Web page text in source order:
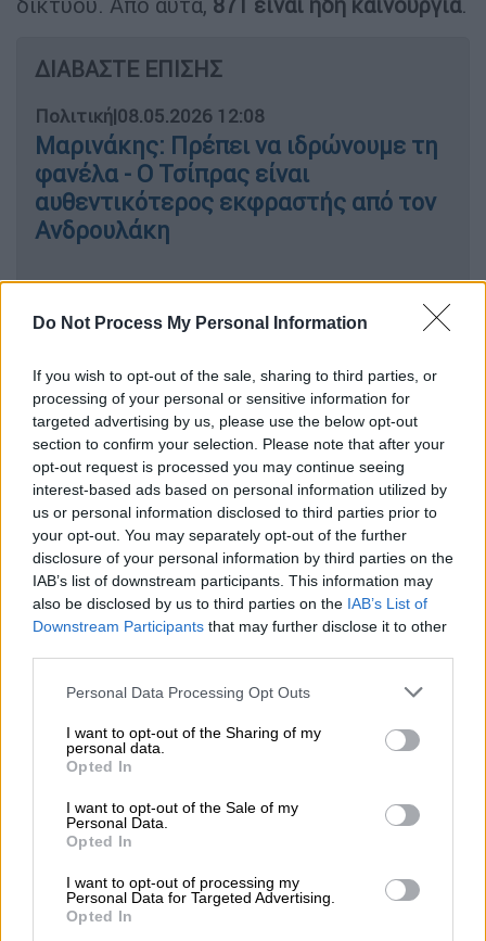
Do Not Process My Personal Information
If you wish to opt-out of the sale, sharing to third parties, or
processing of your personal or sensitive information for
targeted advertising by us, please use the below opt-out
section to confirm your selection. Please note that after your
opt-out request is processed you may continue seeing
interest-based ads based on personal information utilized by
us or personal information disclosed to third parties prior to
your opt-out. You may separately opt-out of the further
disclosure of your personal information by third parties on the
IAB’s list of downstream participants. This information may
also be disclosed by us to third parties on the IAB’s List of
Downstream Participants that may further disclose it to other
Please note that this website/app uses one or more Google
not limited to your visit or usage behaviour. You may click to
grant or deny consent to Google and its third-party tags to
use your data for below specified purposes in below Google
consent section.
Personal Data Processing Opt Outs
I want to opt-out of the Sharing of my
personal data.
Opted In
I want to opt-out of the Sale of my
Personal Data.
Opted In
I want to opt-out of processing my
Personal Data for Targeted Advertising.
Opted In
ΔΙΑΒΑΣΤΕ ΕΠΙΣΗΣ
Πολιτική|08.05.2026 12:08
Μαρινάκης: Πρέπει να ιδρώνουμε τη
φανέλα - Ο Τσίπρας είναι
αυθεντικότερος εκφραστής από τον
Ανδρουλάκη
Τον ερχόμενο μήνα μπαίνουν στη… δράση
ακόμη
205 νέα οχήματα
(125 ηλεκτρικά, 13
CNG IVECO και 67 CNG Menarini),
ανεβάζοντας τον αριθμό των καινούργιων
οχημάτων σε 1.076. Η ενίσχυση αυτή δεν
είναι μεμονωμένη κίνηση, αλλά κομμάτι του
βασικού σχεδιασμού τουυπουργείου
Μεταφορών και Υποδομώνγια την ανανέωση
του συνόλου του στόλου λεωφορείων.
Έως τα τέλη του 2026, η ενίσχυση θα
συνεχιστεί με επιπλέον201 νέα οχήματα,εκ
των οποίων120 ηλεκτρικά μέσω leasing και
81 λεωφορεία από ιδιώτες, με την
γραμμών. Ταυτόχρονα στο διάστημα αυτό,
αποσύρονται όλα τα οχήματα παλαιότερης
τεχνολογίας Euro 2.
Ως αποτέλεσμα, ο αριθμός των καινούργιων
οχημάτων θα ανέρχεται σε 1.297 έως το
τέλος αυτού του χρόνου.